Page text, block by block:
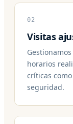
02
Visitas
horarios
críticas
seguridad.